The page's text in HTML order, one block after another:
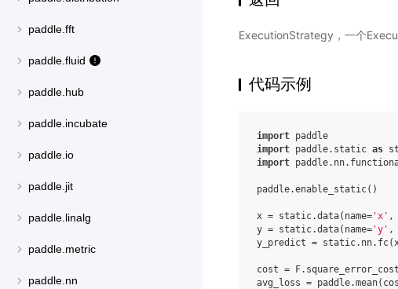
paddle.fft
paddle.fluid
paddle.hub
paddle.incubate
paddle.io
paddle.jit
paddle.linalg
paddle.metric
paddle.nn
ExecutionStrategy，一个
代码示例
import paddle
import paddle.static as
import
paddle.enable_static()
x = static.data( name= 'x' ,
y = static.data( name= 'y' ,
y_predict = static. nn. fc(
cost = F. square_error_cost
avg_loss = paddle.mean(